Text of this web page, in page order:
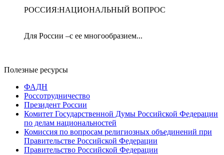
РОССИЯ:НАЦИОНАЛЬНЫЙ ВОПРОС
Для России –с ее многообразием...
Полезные ресурсы
ФАДН
Россотрудничество
Президент России
Комитет Государственной Думы Российской Федерации
по делам национальностей
Комиссия по вопросам религиозных объединений при
Правительстве Российской Федерации
Правительство Российской Федерации